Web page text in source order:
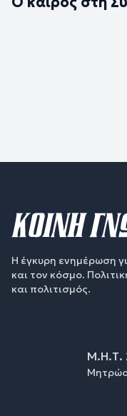
Η έγκυρη ενημέρωση
και τον κόσμο.
και πολιτισμός.
Μ.Η.Τ.
Μητρώο